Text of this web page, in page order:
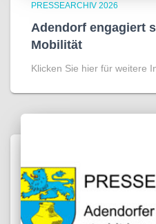
PRESSEARCHIV 2026
Adendorf engagiert
Mobilität
Klicken Sie hier für weitere